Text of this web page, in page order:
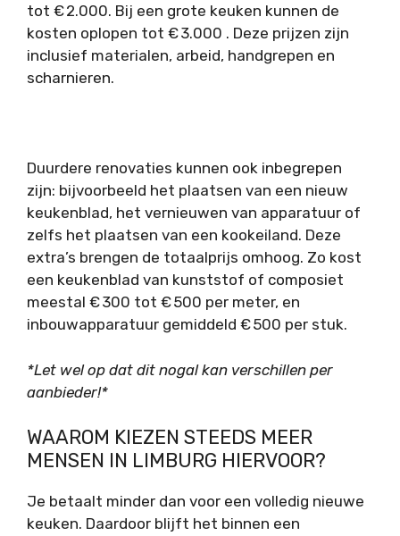
tot € 2.000. Bij een grote keuken kunnen de
kosten oplopen tot € 3.000 . Deze prijzen zijn
inclusief materialen, arbeid, handgrepen en
scharnieren.
Duurdere renovaties kunnen ook inbegrepen
zijn: bijvoorbeeld het plaatsen van een nieuw
keukenblad, het vernieuwen van apparatuur of
zelfs het plaatsen van een kookeiland. Deze
extra’s brengen de totaalprijs omhoog. Zo kost
een keukenblad van kunststof of composiet
meestal € 300 tot € 500 per meter, en
inbouwapparatuur gemiddeld € 500 per stuk.
*Let wel op dat dit nogal kan verschillen per
aanbieder!*
WAAROM KIEZEN STEEDS MEER
MENSEN IN LIMBURG HIERVOOR?
Je betaalt minder dan voor een volledig nieuwe
keuken. Daardoor blijft het binnen een